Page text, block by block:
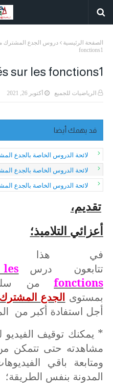
الصفحة الرئيسية دروس الجدع المشترك
fonctions1
sur les fonctions1
الرياضيات للجميع أكتوبر 26, 2021
قد يهمك أيضا
لائحة الدروس الخاصة بالجدع
لائحة الدروس الخاصة بالجدع
لائحة الدروس الخاصة بالجدع
تقديم،
أعزائي التلاميذ؛
في هذا
تتابعون درس
fonctions من
بمستوى الجدع
أجل استفادة أكبر من
* يمكنك توقيف الفيديو
مشاهدته حتى تتمكن
ومتابعة باقي
المدونة بنفس الطريقة؛